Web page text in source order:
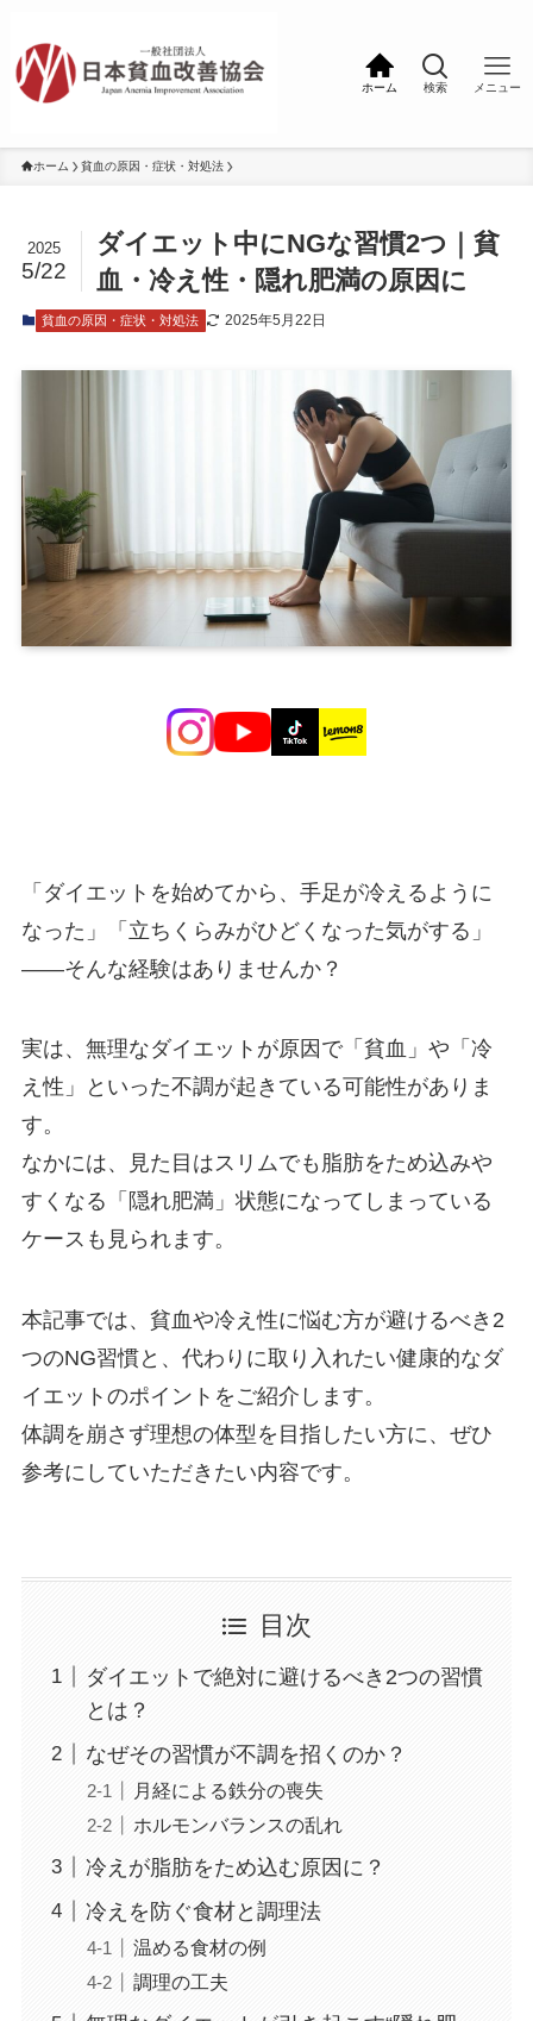
ホーム 検索 メニュー
ホーム 貧血の原因・症状・対処法
ダイエット中にNGな習慣2つ｜貧
血・冷え性・隠れ肥満の原因に
2025
5/22
貧血の原因・症状・対処法 2025年5月22日
「ダイエットを始めてから、手足が冷えるように
なった」「立ちくらみがひどくなった気がする」
――そんな経験はありませんか？
実は、無理なダイエットが原因で「貧血」や「冷
え性」といった不調が起きている可能性がありま
す。
なかには、見た目はスリムでも脂肪をため込みや
すくなる「隠れ肥満」状態になってしまっている
ケースも見られます。
本記事では、貧血や冷え性に悩む方が避けるべき2
つのNG習慣と、代わりに取り入れたい健康的なダ
イエットのポイントをご紹介します。
体調を崩さず理想の体型を目指したい方に、ぜひ
参考にしていただきたい内容です。
目次
ダイエットで絶対に避けるべき2つの習慣
とは？
なぜその習慣が不調を招くのか？
月経による鉄分の喪失
ホルモンバランスの乱れ
冷えが脂肪をため込む原因に？
冷えを防ぐ食材と調理法
温める食材の例
調理の工夫